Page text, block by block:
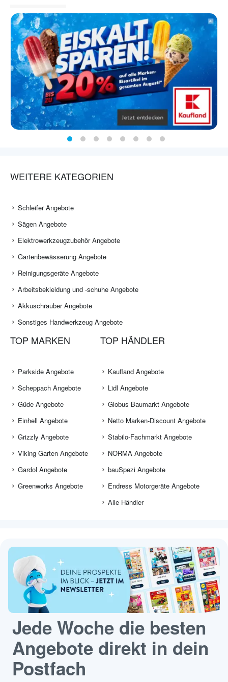
WEITERE KATEGORIEN
Schleifer Angebote
Sägen Angebote
Elektrowerkzeugzubehör Angebote
Gartenbewässerung Angebote
Reinigungsgeräte Angebote
Arbeitsbekleidung und -schuhe Angebote
Akkuschrauber Angebote
Sonstiges Handwerkzeug Angebote
TOP MARKEN
Parkside Angebote
Scheppach Angebote
Güde Angebote
Einhell Angebote
Grizzly Angebote
Viking Garten Angebote
Gardol Angebote
Greenworks Angebote
TOP HÄNDLER
Kaufland Angebote
Lidl Angebote
Globus Baumarkt Angebote
Netto Marken-Discount Angebote
Stabilo-Fachmarkt Angebote
NORMA Angebote
bauSpezi Angebote
Endress Motorgeräte Angebote
Alle Händler
Jede Woche die besten
Angebote direkt in dein
Postfach